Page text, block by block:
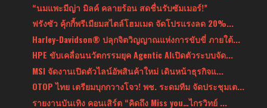
“นมแพะมีญ่า มิลค์ คลายร้อน สดชื่นรับซัมเมอร์!”
ฟรังซัว คุ้กกี้พรีเมียมสไตล์โฮมเมด จัดโปรแรงลด 20%...
Harley-Davidson® ปลุกจิตวิญญาณแห่งการขับขี่ ภายใต้...
HPE ขับเคลื่อนนวัตกรรมยุค Agentic AIเปิดตัวระบบจัด...
MSI จัดงานเปิดตัวไลน์อัพสินค้าใหม่ เดินหน้าธุรกิจแ...
OTOP ไทย เตรียมบุกกวางโจว! พช. ระดมทีม จัดประชุมเต...
รายงานบันเทิง คอนเสิร์ต “คิดถึง Miss you…ไกรวิทย์ ...